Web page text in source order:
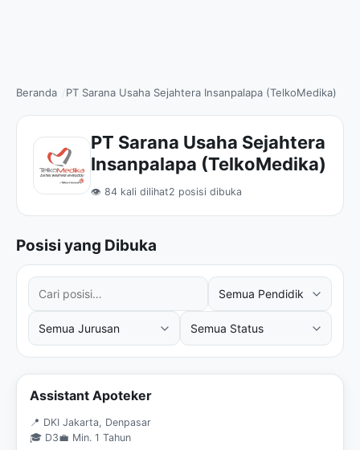
Beranda PT Sarana Usaha Sejahtera Insanpalapa (TelkoMedika)
PT Sarana Usaha Sejahtera
Insanpalapa (TelkoMedika)
👁 84 kali dilihat2 posisi dibuka
Posisi yang Dibuka
Cari posisi
Filter tingkat pendidikan
Filter jurusan
Filter status kerja
Assistant Apoteker
📍 DKI Jakarta, Denpasar
🎓 D3💼 Min. 1 Tahun